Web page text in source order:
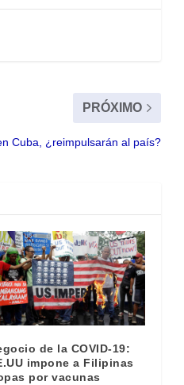
PRÓXIMO
Cuba, ¿reimpulsarán al país?
de la COVID-19:
impone a Filipinas
por vacunas